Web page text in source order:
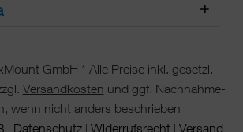
GmbH * Alle Preise inkl. gesetzl.
Versandkosten und ggf. Nachnahme-
wenn nicht anders beschrieben
| Datenschutz | Widerrufsrecht | Versand